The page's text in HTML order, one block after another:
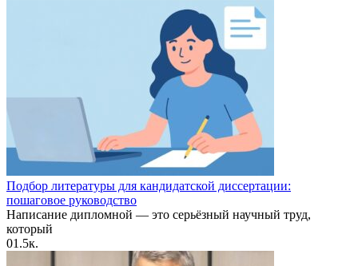
Подбор литературы для кандидатской диссертации:
пошаговое руководство
Написание дипломной — это серьёзный научный труд,
который
01.5к.